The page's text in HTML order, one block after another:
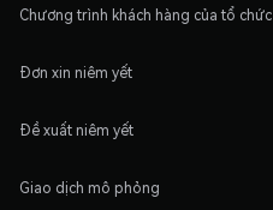
Chương trình khách hàng của tổ chức
Đơn xin niêm yết
Đề xuất niêm yết
Giao dịch mô phỏng